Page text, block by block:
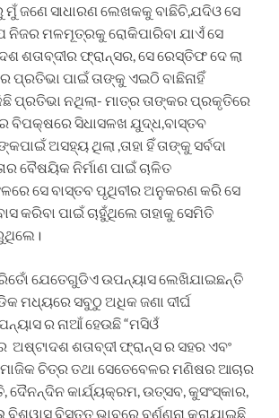
ଜଣେ ସାଧାରଣ ଲେଖକକୁ ବାଛିଚି,ଯଦିଓ ସେ
ନିଜର ମଳମୂତ୍ରକୁ ରୋକିପାରିବା ଯାଏଁ ସେ
ଶତାବ୍ଦୀର ଫ୍ରାନ୍ସର, ସେ ରେସ୍ତିଫ ଦେ ଲା
ପ୍ରତିଭା ପାଇଁ ତାଙ୍କୁ ଏଇଠି ବାଛିନାହିଁ
ପ୍ରତିଭା ନଥିଲା- ମାତ୍ର ତାଙ୍କର ପ୍ରକୃତିରେ
ବିପକ୍ଷରେ ସିଧାସଳଖ ଯୁଦ୍ଧ,ବାସ୍ତବ
ଅସହ୍ୟ ଥିଲା ,ତାହା ହିଁ ତାଙ୍କୁ ସର୍ବଦା
ବୈଷୟିକ ନିର୍ମାଣ ପାଇଁ ଚାଳିତ
ସେ ବାସ୍ତବ ପୃଥିବୀର ଅନୁକରଣ କରି ସେ
କରିବା ପାଇଁ ଚାହୁଁଥିଲେ ତାହାକୁ ସେମିତି
ଯେତେଗୁଡିଏ ଉପନ୍ୟାସ ଲେଖିଯାଇଛନ୍ତି
ମଧ୍ୟରେ ସବୁଠୁ ଅଧିକ ଜଣା ଦୀର୍ଘ
ର ନାଆଁ ହେଉଛି “ମସିଓଁ
ଅଷ୍ଟାଦଶ ଶତାବ୍ଦୀ ଫ୍ରାନ୍ସ ର ସହର ଏବଂ
ଚିତ୍ର ତଥା ସେତେବେଳର ମଣିଷର ଆଚାର
ଦୈନନ୍ଦିନ କାର୍ଯ୍ୟକ୍ରମ, ଉତ୍ସବ, କୁସଂସ୍କାର,
ବିସ୍ତୃତ ଭାବରେ ବର୍ଣ୍ଣନା କରାଯାଇଛି